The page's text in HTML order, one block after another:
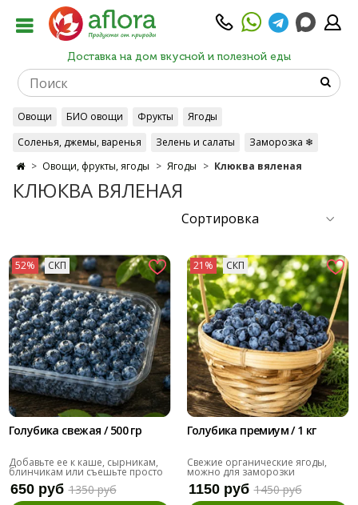
Доставка на дом вкусной и полезной еды
Овощи БИО овощи Фрукты
Ягоды
Соленья, джемы, варенья
Зелень и салаты
Заморозка ❄
Овощи, фрукты, ягоды
Ягоды Клюква вяленая
КЛЮКВА ВЯЛЕНАЯ
52% СКП
Голубика свежая / 500 гр
Добавьте ее к каше, сырникам,
блинчикам или съешьте просто
так
650 руб 1350 руб
21% СКП
Голубика премиум / 1 кг
Свежие органические ягоды,
можно для заморозки
1150 руб 1450 руб